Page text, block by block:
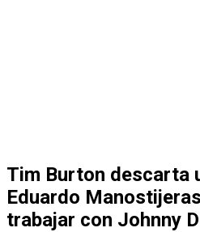
Tim Burton descarta
Eduardo
trabajar con Johnny